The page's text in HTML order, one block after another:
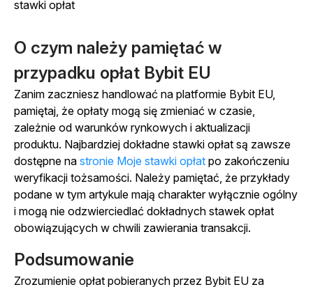
stawki opłat
O czym należy pamiętać w
przypadku opłat Bybit EU
Zanim zaczniesz handlować na platformie Bybit EU,
pamiętaj, że opłaty mogą się zmieniać w czasie,
zależnie od warunków rynkowych i aktualizacji
produktu. Najbardziej dokładne stawki opłat są zawsze
dostępne na stronie Moje stawki opłat po zakończeniu
weryfikacji tożsamości. Należy pamiętać, że przykłady
podane w tym artykule mają charakter wyłącznie ogólny
i mogą nie odzwierciedlać dokładnych stawek opłat
obowiązujących w chwili zawierania transakcji.
Podsumowanie
Zrozumienie opłat pobieranych przez Bybit EU za